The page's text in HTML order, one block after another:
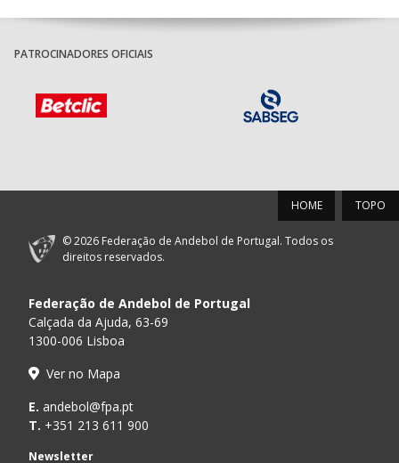
PATROCINADORES OFICIAIS
TOPO
HOME
© 2026 Federação de Andebol de Portugal. Todos os
direitos reservados.
Federação de Andebol de Portugal
Calçada da Ajuda, 63-69
1300-006 Lisboa
Ver no Mapa
E. andebol@fpa.pt
T. +351 213 611 900
Newsletter